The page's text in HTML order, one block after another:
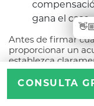
gana el caso.
Antes de firmar
proporcionar un
establezca
cualquier costo
CONSULTA